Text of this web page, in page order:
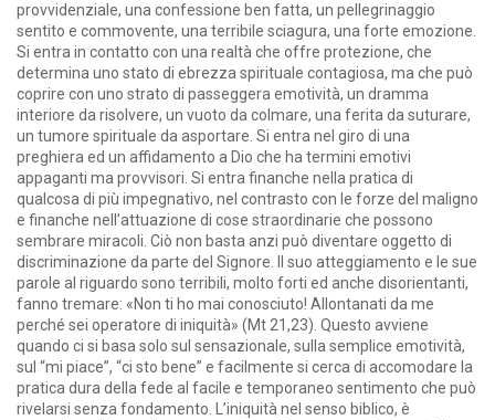
provvidenziale, una confessione ben fatta, un pellegrinaggio
sentito e commovente, una terribile sciagura, una forte emozione.
Si entra in contatto con una realtà che offre protezione, che
determina uno stato di ebrezza spirituale contagiosa, ma che può
coprire con uno strato di passeggera emotività, un dramma
interiore da risolvere, un vuoto da colmare, una ferita da suturare,
un tumore spirituale da asportare. Si entra nel giro di una
preghiera ed un affidamento a Dio che ha termini emotivi
appaganti ma provvisori. Si entra finanche nella pratica di
qualcosa di più impegnativo, nel contrasto con le forze del maligno
e finanche nell’attuazione di cose straordinarie che possono
sembrare miracoli. Ciò non basta anzi può diventare oggetto di
discriminazione da parte del Signore. Il suo atteggiamento e le sue
parole al riguardo sono terribili, molto forti ed anche disorientanti,
fanno tremare: «Non ti ho mai conosciuto! Allontanati da me
perché sei operatore di iniquità» (Mt 21,23). Questo avviene
quando ci si basa solo sul sensazionale, sulla semplice emotività,
sul “mi piace”, “ci sto bene” e facilmente si cerca di accomodare la
pratica dura della fede al facile e temporaneo sentimento che può
rivelarsi senza fondamento. L’iniquità nel senso biblico, è